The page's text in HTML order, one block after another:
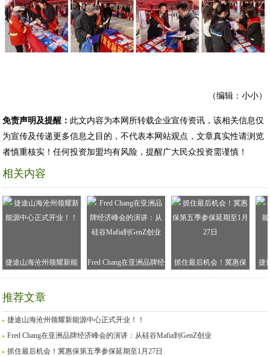
（编辑：小小）
免责声明及提醒： 此文内容为本网所转载企业宣传资讯，该相关信息仅
为宣传及传递更多信息之目的，不代表本网站观点，文章真实性请浏览
者慎重核实！任何投资加盟均有风险，提醒广大民众投资需谨慎！
相关内容
捷途山海沧州领耀新能
源中心正式开业！！
Fred Chang在亚洲品牌经
济峰会的演讲：从硅谷
抓住最后机会！冀惠保
第五季参保延期至1月27
捷
推荐文章
捷途山海沧州领耀新能源中心正式开业！！
Fred Chang在亚洲品牌经济峰会的演讲：从硅谷Mafia到GenZ创业
抓住最后机会！冀惠保第五季参保延期至1月27日